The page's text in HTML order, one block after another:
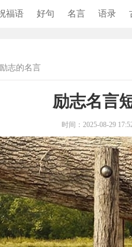
福语 好句 名言 语录
励志的名言
励志名言
时间：2025-08-29